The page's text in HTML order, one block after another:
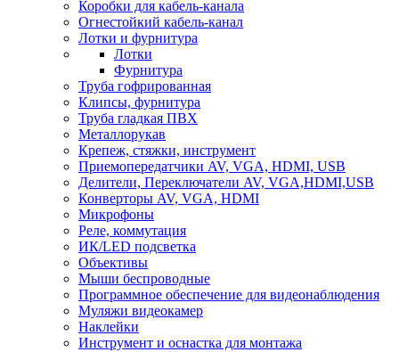
Коробки для кабель-канала
Огнестойкий кабель-канал
Лотки и фурнитура
Лотки
Фурнитура
Труба гофрированная
Клипсы, фурнитура
Труба гладкая ПВХ
Металлорукав
Крепеж, стяжки, инструмент
Приемопередатчики AV, VGA, HDMI, USB
Делители, Переключатели AV, VGA,HDMI,USB
Конверторы AV, VGA, HDMI
Микрофоны
Реле, коммутация
ИК/LED подсветка
Объективы
Мыши беспроводные
Программное обеспечение для видеонаблюдения
Муляжи видеокамер
Наклейки
Инструмент и оснастка для монтажа